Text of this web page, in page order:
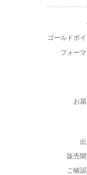
ゴールドポイ
フォーマ
お届
出
販売開
ご確認